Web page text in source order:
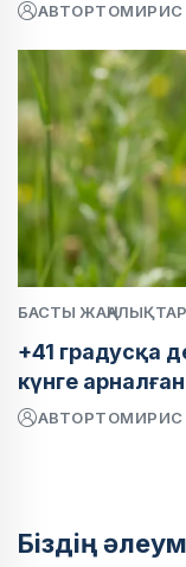
АВТОР
БАСТЫ ЖАҢАЛЫҚТАР
+41 градусқа
күнге
АВТОР
Біздің